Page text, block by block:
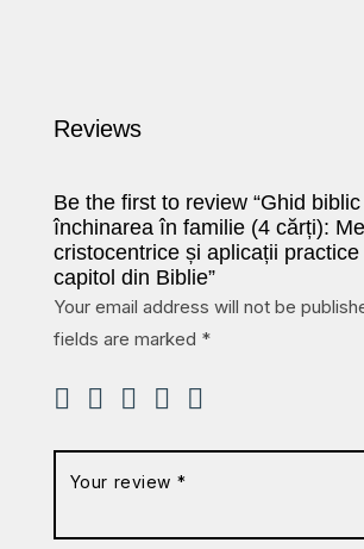
Reviews
Be the first to review “Ghid
închinarea în familie (4 cărți):
cristocentrice și aplicații
capitol din Biblie”
Your email address will not be
fields are marked *